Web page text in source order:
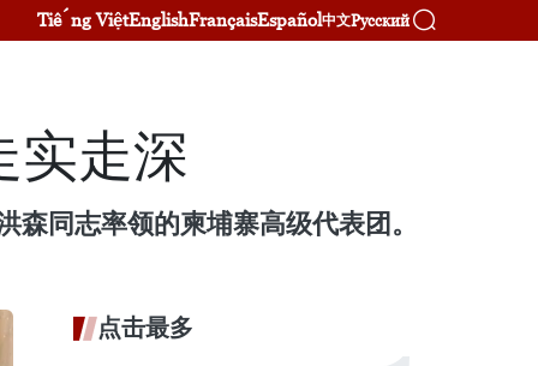
Tiếng ViệtEnglishFrançaisEspañol中文Русский
实走深
同志率领的柬埔寨高级代表团。
点击最多